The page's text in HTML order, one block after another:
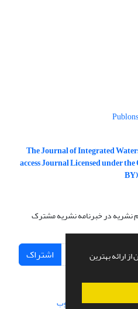
ارائه بهترین
The Journal of Integrated
access Journal Licensed under
BY)
نشریه در خبرنامه نشریه مشترک
اشتراک
و پیاده سازی از سیناوب